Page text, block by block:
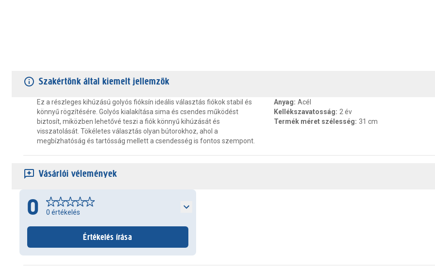
Szakértőnk által kiemelt jellemzők
Ez a részleges kihúzású golyós fióksín ideális választás fiókok stabil és
könnyű rögzítésére. Golyós kialakítása sima és csendes működést
biztosít, miközben lehetővé teszi a fiók könnyű kihúzását és
visszatolását. Tökéletes választás olyan bútorokhoz, ahol a
megbízhatóság és tartósság mellett a csendesség is fontos szempont.
Anyag: Acél
Kellékszavatosság: 2 év
Termék méret szélesség: 31 cm
Vásárlói vélemények
0 0 értékelés
Értékelés írása